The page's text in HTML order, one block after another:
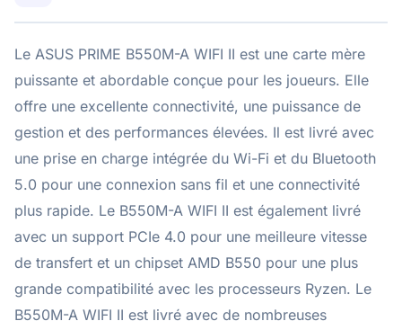
Le ASUS PRIME B550M-A WIFI II est une carte mère
puissante et abordable conçue pour les joueurs. Elle
offre une excellente connectivité, une puissance de
gestion et des performances élevées. Il est livré avec
une prise en charge intégrée du Wi-Fi et du Bluetooth
5.0 pour une connexion sans fil et une connectivité
plus rapide. Le B550M-A WIFI II est également livré
avec un support PCIe 4.0 pour une meilleure vitesse
de transfert et un chipset AMD B550 pour une plus
grande compatibilité avec les processeurs Ryzen. Le
B550M-A WIFI II est livré avec de nombreuses